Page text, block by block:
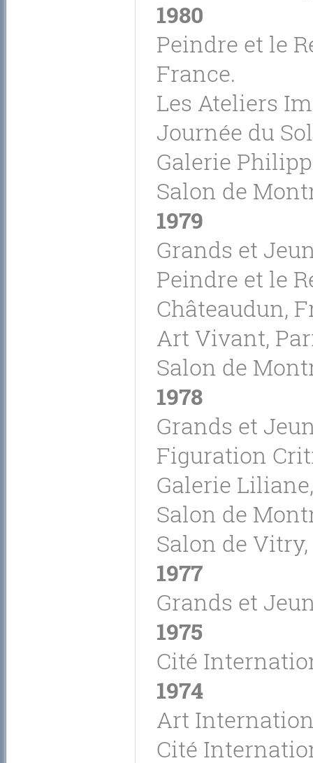
1980
Peindre et le
France.
Les Ateliers
Journée du
Galerie
Salon de
1979
Grands et
Peindre et le
Châteaudun,
Art Vivant,
Salon de
1978
Grands et
Figuration
Galerie
Salon de
Salon de
1977
Grands et
1975
Cité
1974
Art
Cité